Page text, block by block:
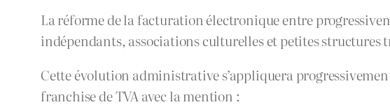
La réforme de la facturation électronique entre
indépendants, associations culturelles et petites structures
Cette évolution administrative s’appliquera
franchise de TVA avec la mention :